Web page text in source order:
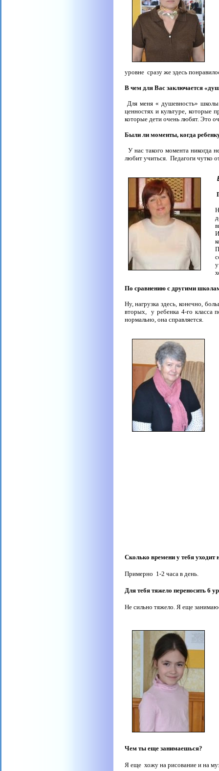
уровне сразу же здесь
В чем для Вас заключается
Для меня « душевность» школы
ценностях и культуре, которые
которые дети очень любят. Это
Были ли моменты, когда
У нас такого момента никогда
любит учиться. Педагоги чутко
По сравнению с другими
Ну, нагрузка здесь, конечно,
вторых,
у ребенка 4-го класса
нормально, она справляется.
Сколько времени у тебя уходит
Примерно 1-2 часа в день.
Для тебя тяжело переносить 6
Не сильно тяжело. Я еще
Чем ты еще занимаешься?
Я еще хожу на рисование и на